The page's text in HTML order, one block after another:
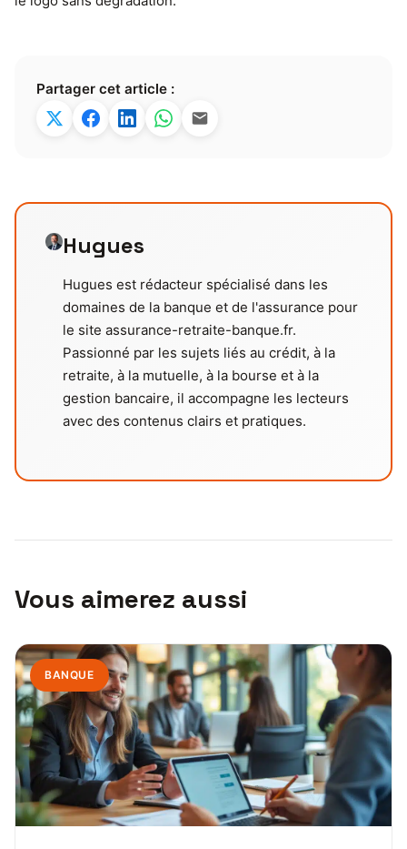
Partager cet article :
Hugues
Hugues est rédacteur spécialisé dans les
domaines de la banque et de l'assurance pour
le site assurance-retraite-banque.fr.
Passionné par les sujets liés au crédit, à la
retraite, à la mutuelle, à la bourse et à la
gestion bancaire, il accompagne les lecteurs
avec des contenus clairs et pratiques.
Vous aimerez aussi
BANQUE